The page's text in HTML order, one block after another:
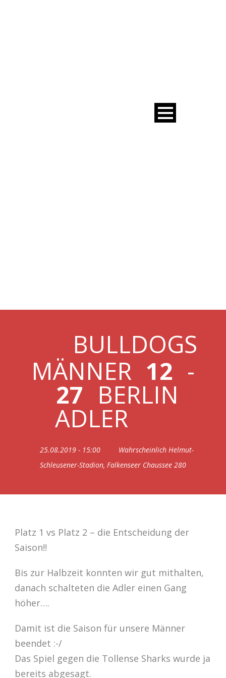
BULLDOGS
MÄNNER 12 -
27 BERLIN
ADLER
25.08.2019 - 15:00
Wahrscheinlich Helmut-
Schleusener-Stadion, Falkenseer Chaussee 280
Platz 1 vs Platz 2 – die Entscheidung der
Saison!!
Bis zur Halbzeit konnten wir gut mithalten,
danach schalteten die Adler einen Gang
höher….
Damit ist die Saison für unsere Männer
beendet :-/
Das Spiel gegen die Tollense Sharks wurde ja
bereits abgesagt.